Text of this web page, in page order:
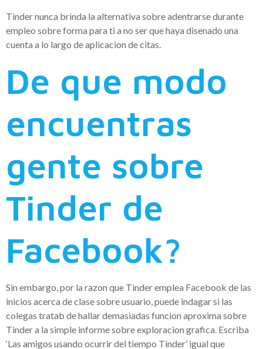
Tinder nunca brinda la alternativa sobre adentrarse durante
empleo sobre forma para ti a no ser que haya disenado una
cuenta a lo largo de aplicacion de citas.
De que modo
encuentras
gente sobre
Tinder de
Facebook?
Sin embargo, por la razon que Tinder emplea Facebook de las
inicios acerca de clase sobre usuario, puede indagar si las
colegas tratab de hallar demasiadas funcion aproxima sobre
Tinder a la simple informe sobre exploracion grafica. Escriba
‘Las amigos usando ocurrir del tiempo Tinder’ igual que